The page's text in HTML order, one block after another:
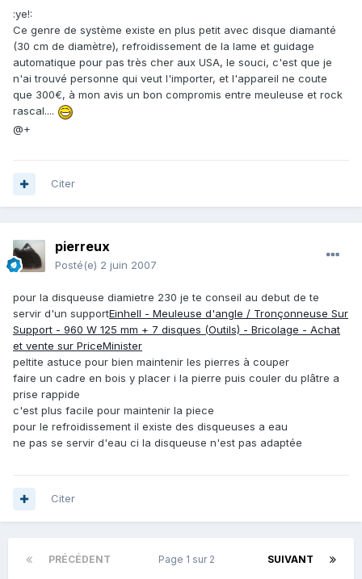
:ye!:
Ce genre de système existe en plus petit avec disque diamanté
(30 cm de diamètre), refroidissement de la lame et guidage
automatique pour pas très cher aux USA, le souci, c'est que je
n'ai trouvé personne qui veut l'importer, et l'appareil ne coute
que 300€, à mon avis un bon compromis entre meuleuse et rock
rascal....
@+
Citer
pierreux
Posté(e) 2 juin 2007
pour la disqueuse diamietre 230 je te conseil au debut de te
servir d'un supportEinhell - Meuleuse d'angle / Tronçonneuse Sur
Support - 960 W 125 mm + 7 disques (Outils) - Bricolage - Achat
et vente sur PriceMinister
peltite astuce pour bien maintenir les pierres à couper
faire un cadre en bois y placer i la pierre puis couler du plâtre a
prise rappide
c'est plus facile pour maintenir la piece
pour le refroidissement il existe des disqueuses a eau
ne pas se servir d'eau ci la disqueuse n'est pas adaptée
Citer
PRÉCÉDENT SUIVANT
Page 1 sur 2